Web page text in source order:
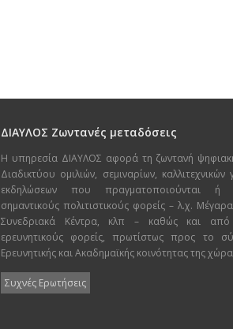
ΔΙΑΥΛΟΣ Ζωντανές μεταδόσεις
Η υπηρεσία ΔΙΑΥΛΟΣ αφορά τη ζωντανή
Διαδικτύου ομιλιών, σεμιναρίων,
εκδηλώσεων που πραγματοποιούνται ή
σημαντικούς πολιτιστικούς φορείς – λ.χ.
Συνεδριακά Κέντρα, κλπ – καθώς και από
ερευνητικούς φορείς, πρωτίστως προς το
Ερευνητικής και Ακαδημαϊκής κοινότητας της
Συχνές Ερωτήσεις